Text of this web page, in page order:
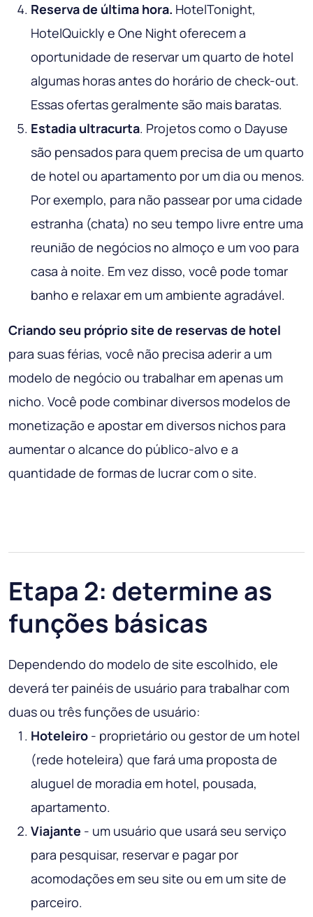
Reserva de última hora. HotelTonight,
HotelQuickly e One Night oferecem a
oportunidade de reservar um quarto de hotel
algumas horas antes do horário de check-out.
Essas ofertas geralmente são mais baratas.
Estadia ultracurta. Projetos como o Dayuse
são pensados para quem precisa de um quarto
de hotel ou apartamento por um dia ou menos.
Por exemplo, para não passear por uma cidade
estranha (chata) no seu tempo livre entre uma
reunião de negócios no almoço e um voo para
casa à noite. Em vez disso, você pode tomar
banho e relaxar em um ambiente agradável.
Criando seu próprio site de reservas de hotel
para suas férias, você não precisa aderir a um
modelo de negócio ou trabalhar em apenas um
nicho. Você pode combinar diversos modelos de
monetização e apostar em diversos nichos para
aumentar o alcance do público-alvo e a
quantidade de formas de lucrar com o site.
Etapa 2: determine as
funções básicas
Dependendo do modelo de site escolhido, ele
deverá ter painéis de usuário para trabalhar com
duas ou três funções de usuário:
Hoteleiro - proprietário ou gestor de um hotel
(rede hoteleira) que fará uma proposta de
aluguel de moradia em hotel, pousada,
apartamento.
Viajante - um usuário que usará seu serviço
para pesquisar, reservar e pagar por
acomodações em seu site ou em um site de
parceiro.